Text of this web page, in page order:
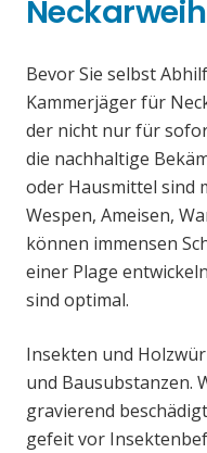
Bevor Sie selbst
Kammerjäger für
der nicht nur für
die nachhaltige
oder Hausmittel sind
Wespen, Ameisen,
können immensen
einer Plage
sind optimal.
Insekten und
und Bausubstanzen.
gravierend
gefeit vor